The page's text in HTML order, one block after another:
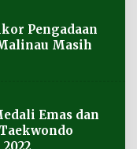
Pengadaan
Masih
Emas dan